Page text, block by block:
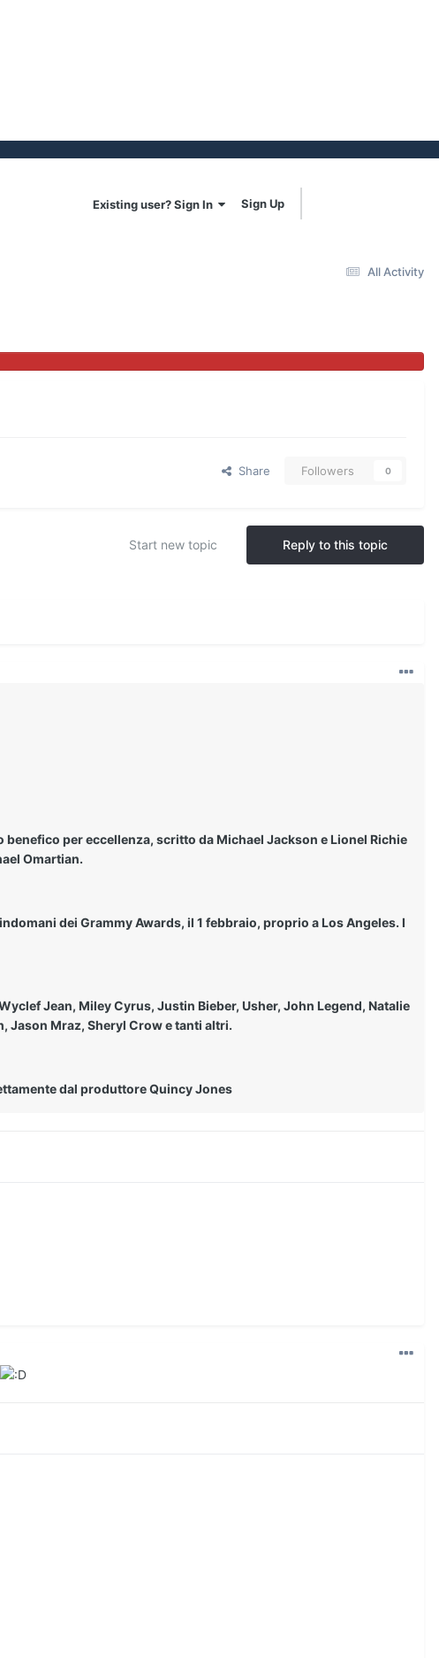
Existing user? Sign In
Sign Up
All Activity
Share Followers 0
Reply to this topic
Start new topic
benefico per eccellenza, scritto da Michael Jackson e Lionel Richie
Omartian.
dei Grammy Awards, il 1 febbraio, proprio a Los Angeles. I
Jean, Miley Cyrus, Justin Bieber, Usher, John Legend, Natalie
Jason Mraz, Sheryl Crow e tanti altri.
dal produttore Quincy Jones